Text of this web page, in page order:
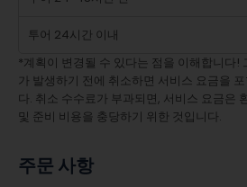
투어 24시간 이내
*계획이 변경될 수 있다는 점을 이해합니다!
가 발생하기 전에 취소하면 서비스 요금을
다. 취소 수수료가 부과되면, 서비스 요금은
및 준비 비용을 충당하기 위한 것입니다.
주문 사항